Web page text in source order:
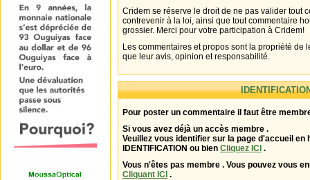
Cridem se réserve le droit de ne pas valider tout
contrevenir à la loi, ainsi que tout commentaire
grossier. Merci pour votre participation à Cridem!
Les commentaires et propos sont la propriété de
que leur avis, opinion et responsabilité.
Pour poster un commentaire il faut être
Si vous avez déjà un accès membre .
Veuillez vous identifier sur la page d'accueil en
IDENTIFICATION ou bien Cliquez ICI .
Vous n'êtes pas membre . Vous pouvez vous
Cliquant ICI .